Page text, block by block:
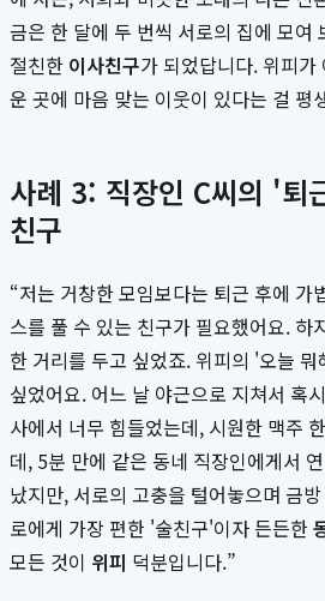
금은 한 달에 두 번씩 서로의 집에 모여
절친한 이사친구가 되었답니다. 위피
운 곳에 마음 맞는 이웃이 있다는 걸 평
사례 3: 직장인 C씨의 '퇴
친구
“저는 거창한 모임보다는 퇴근 후에 가
스를 풀 수 있는 친구가 필요했어요. 하
한 거리를 두고 싶었죠. 위피의 '오늘
싶었어요. 어느 날 야근으로 지쳐서 혹
사에서 너무 힘들었는데, 시원한 맥주
데, 5분 만에 같은 동네 직장인에게서
났지만, 서로의 고충을 털어놓으며 금
로에게 가장 편한 '술친구'이자 든든한
모든 것이 위피 덕분입니다.”